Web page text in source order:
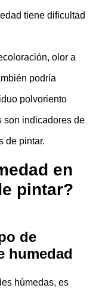
tiene dificultad
olor a
podría
polvoriento
son indicadores de
de pintar.
en
pintar?
de
humedad
húmedas, es